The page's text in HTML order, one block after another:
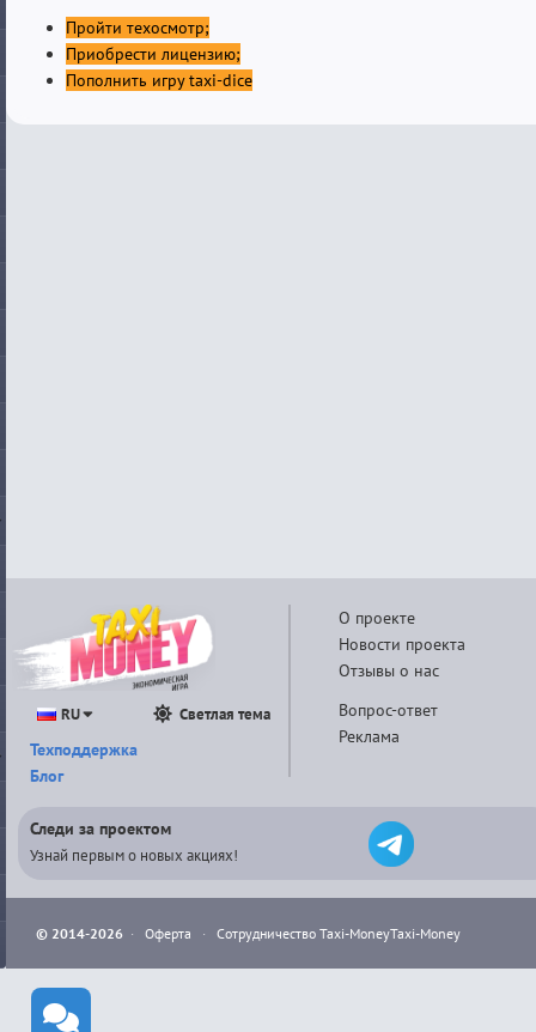
Пройти техосмотр;
Приобрести лицензию;
Пополнить игру taxi-dice
О проекте
Новости проекта
Отзывы о нас
Вопрос-ответ
Реклама
RU Светлая тема
Техподдержка
Блог
Следи за проектом
Узнай первым о новых акциях!
© 2014-2026 · Оферта · Сотрудничество Taxi-MoneyTaxi-Money